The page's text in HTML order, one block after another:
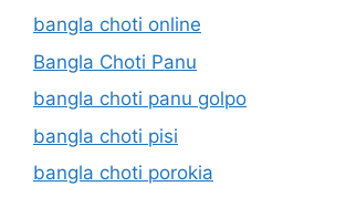
bangla choti online
Bangla Choti Panu
bangla choti panu golpo
bangla choti pisi
bangla choti porokia